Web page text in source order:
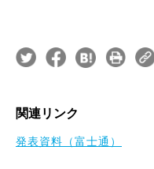
関連リンク
発表資料（富士通）